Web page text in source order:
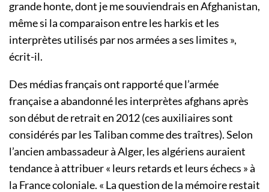
grande honte, dont je me souviendrais en Afghanistan,
même si la comparaison entre les harkis et les
interprètes utilisés par nos armées a ses limites »,
écrit-il.
Des médias français ont rapporté que l’armée
française a abandonné les interprètes afghans après
son début de retrait en 2012 (ces auxiliaires sont
considérés par les Taliban comme des traîtres). Selon
l’ancien ambassadeur à Alger, les algériens auraient
tendance à attribuer « leurs retards et leurs échecs » à
la France coloniale. « La question de la mémoire restait